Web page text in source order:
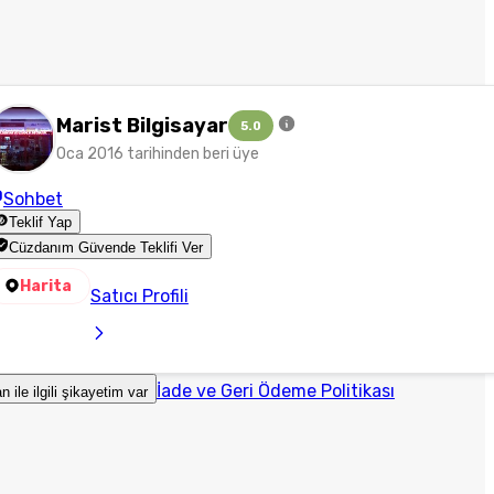
Marist Bilgisayar 5.0
Oca 2016 tarihinden beri üye
Sohbet
Teklif Yap
Cüzdanım Güvende Teklifi Ver
Harita Satıcı Profili
ile ilgili şikayetim var İade ve Geri Ödeme Politikası